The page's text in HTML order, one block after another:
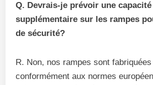
Q. Devrais-je prévoir une capacité
supplémentaire sur les rampes
de sécurité?
R. Non, nos rampes sont
conformément aux normes